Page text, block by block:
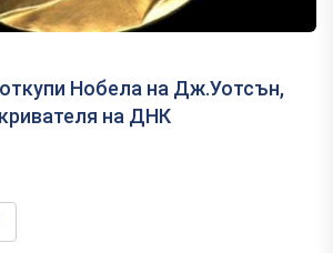
Нобела на Дж.Уотсън,
на ДНК